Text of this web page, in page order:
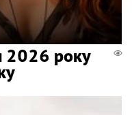
2026 року